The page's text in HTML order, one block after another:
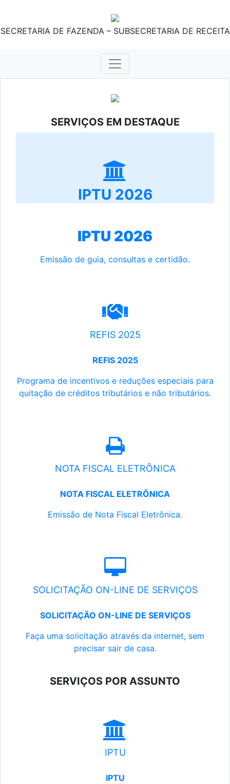
SECRETARIA DE FAZENDA – SUBSECRETARIA DE RECEITA
SERVIÇOS EM DESTAQUE
IPTU 2026
IPTU 2026
Emissão de guia, consultas e certidão.
REFIS 2025
REFIS 2025
Programa de incentivos e reduções especiais para
quitação de créditos tributários e não tributários.
NOTA FISCAL ELETRÔNICA
NOTA FISCAL ELETRÔNICA
Emissão de Nota Fiscal Eletrônica.
SOLICITAÇÃO ON-LINE DE SERVIÇOS
SOLICITAÇÃO ON-LINE DE SERVIÇOS
Faça uma solicitação através da internet, sem
precisar sair de casa.
SERVIÇOS POR ASSUNTO
IPTU
IPTU